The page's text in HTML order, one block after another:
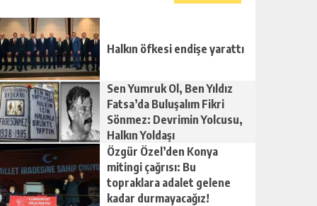
Halkın öfkesi endişe yarattı
Sen Yumruk Ol, Ben Yıldız
Fatsa’da Buluşalım Fikri
Sönmez: Devrimin Yolcusu,
Halkın Yoldaşı
Özgür Özel’den Konya
mitingi çağrısı: Bu
topraklara adalet gelene
kadar durmayacağız!